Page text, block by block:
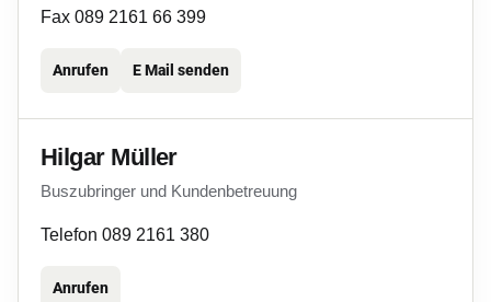
Fax 089 2161 66 399
Anrufen E Mail senden
Hilgar Müller
Buszubringer und Kundenbetreuung
Telefon 089 2161 380
Anrufen